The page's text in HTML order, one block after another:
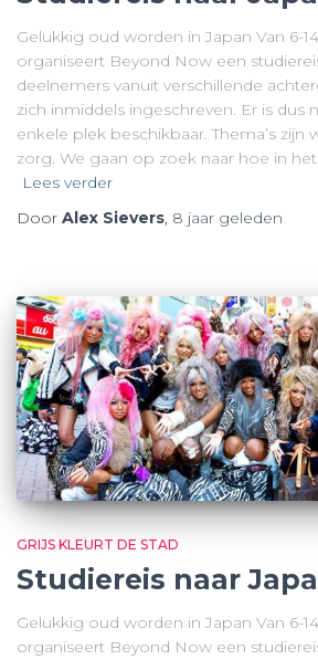
Gelukkig oud worden in Japan Van 6-
organiseert Beyond Now een
deelnemers vanuit verschillende
zich inmiddels ingeschreven. Er is dus
enkele plek beschikbaar. Thema’s zijn
zorg. We gaan op zoek naar hoe in
Lees verder
Door Alex Sievers, 8 jaar geleden
GRIJS KLEURT DE STAD
Studiereis naar
Gelukkig oud worden in Japan Van 6-
organiseert Beyond Now een